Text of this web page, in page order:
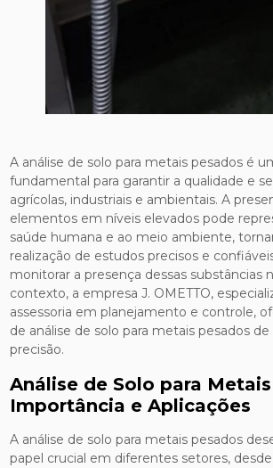
A análise de solo para metais pesados é
fundamental para garantir a qualidade e
agrícolas, industriais e ambientais. A
elementos em níveis elevados pode
saúde humana e ao meio ambiente,
realização de estudos precisos e
monitorar a presença dessas substâncias
contexto, a empresa J. OMETTO,
assessoria em planejamento e controle,
de análise de solo para metais pesados
precisão.
Análise de Solo para
Importância e Aplicações
A análise de solo para metais pesados
papel crucial em diferentes setores,